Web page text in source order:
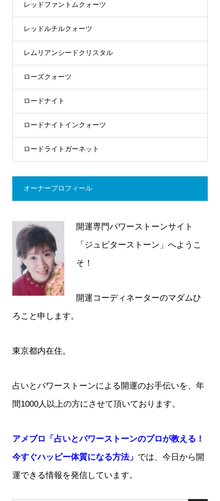
レッドファントムクォーツ
レッドルチルクォーツ
レムリアンシードクリスタル
ローズクォーツ
ロードナイト
ロードナイトインクォーツ
ロードライトガーネット
オーナープロフィール
開運専門パワーストーンサイト
「ジュピターストーン」へようこ
そ！
開運コーディネーターのマダムひ
ろこと申します。
東京都内在住。
占いとパワーストーンによる開運のお手伝いを、年
間1000人以上の方にさせて頂いております。
アメブロ「占いとパワーストーンのプロが教える！
今すぐハッピー体質になる方法」 では、今日から開
運できる情報を発信しています。